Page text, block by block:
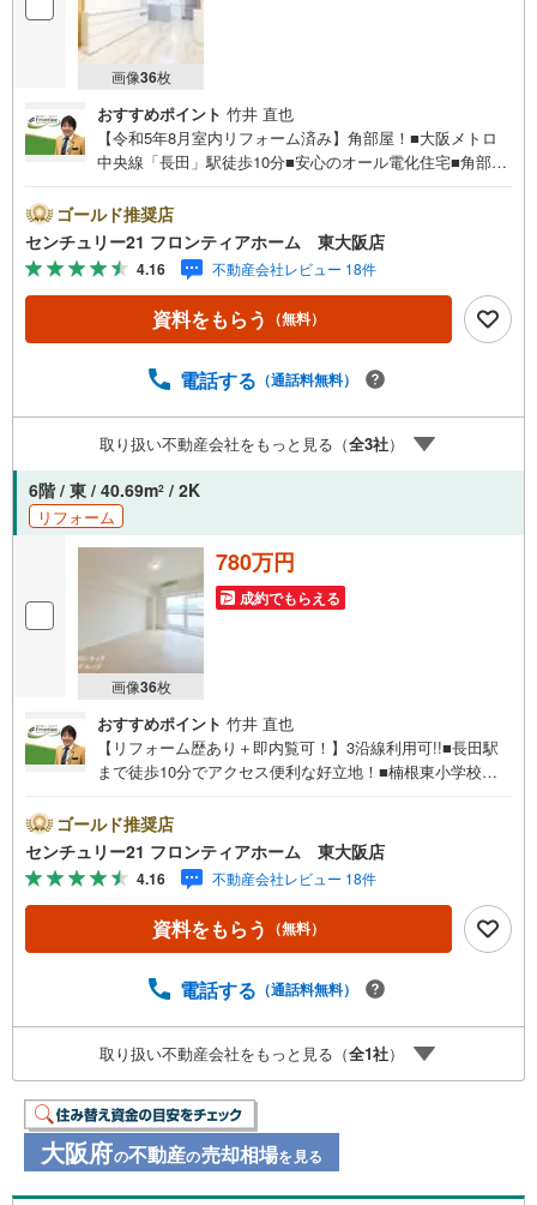
画像36枚
おすすめポイント 竹井 直也
【令和5年8月室内リフォーム済み】角部屋！■大阪メトロ
中央線「長田」駅徒歩10分■安心のオール電化住宅■角部屋
特徴・西向きバルコニーにつき午後の陽当たりも良好・お
掃除のしやすいIHクッキングヒーター採用・プライバシー
を確保しやすいバス・トイレ別・クローゼット2箇所あり収
納力も備えた間取り・2沿線利用可能な立地で通勤通学に便
利 立地・東大阪市立楠根東小学校まで徒歩約7分・東大阪
市立楠根中学校まで徒歩約13分 弊社が選ばれる理由 1.お金
をサポート！2.買い替えなどにも対応できる売却専門チー
利になるように審査が可能！4.物件のお引渡し後に必要に
なったお家のリフォームも弊社のリフォームプランナーが
ご提案！弊社は専門家同士が連携をとっているため、より
多くの知見がございますお気軽にお問合せください！
ゴールド推奨店
センチュリー21 フロンティアホーム 東大阪店
4.16 不動産会社レビュー 18件
資料をもらう （無料）
電話する （通話料無料）
取り扱い不動産会社をもっと見る（全3社）
6階 / 東 / 40.69m2 / 2K
リフォーム
画像36枚
780万円
成約でもらえる
おすすめポイント 竹井 直也
【リフォーム歴あり＋即内覧可！】3沿線利用可!!■長田駅
まで徒歩10分でアクセス便利な好立地！■楠根東小学校ま
ンビニが徒歩10分圏内にあり日常生活のお買い物に助かり
ますね 特徴・長田北公園まで徒歩11分で子育て世代のファ
ミリーにもおススメです！・全居室収納がありお部屋もス
ッキリ片付きますね。・空家につきゆっくりとご内覧いた
だけます！ 立地・東大阪市立楠根東小学校まで徒歩約7
分・東大阪市楠根中学校まで徒歩約13分 弊社が選ばれる理
資金計画をサポート！2.買い替えなどにも対応できる売却
最も低金利になるように審査が可能！4.物件のお引渡し後
に必要になったお家のリフォームも弊社のリフォームプラ
ンナーがご提案！弊社は専門家同士が連携をとっているた
め、より多くの知見がございます。お気軽にお問合せくだ
さい！
ゴールド推奨店
センチュリー21 フロンティアホーム 東大阪店
4.16 不動産会社レビュー 18件
資料をもらう （無料）
電話する （通話料無料）
取り扱い不動産会社をもっと見る（全1社）
大阪府の不動産の売却相場を見る